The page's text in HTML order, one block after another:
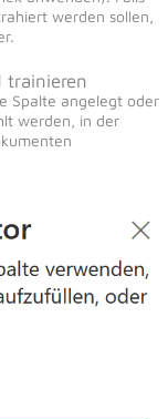
werden sollen,
trainieren
Spalte angelegt oder
werden, in der